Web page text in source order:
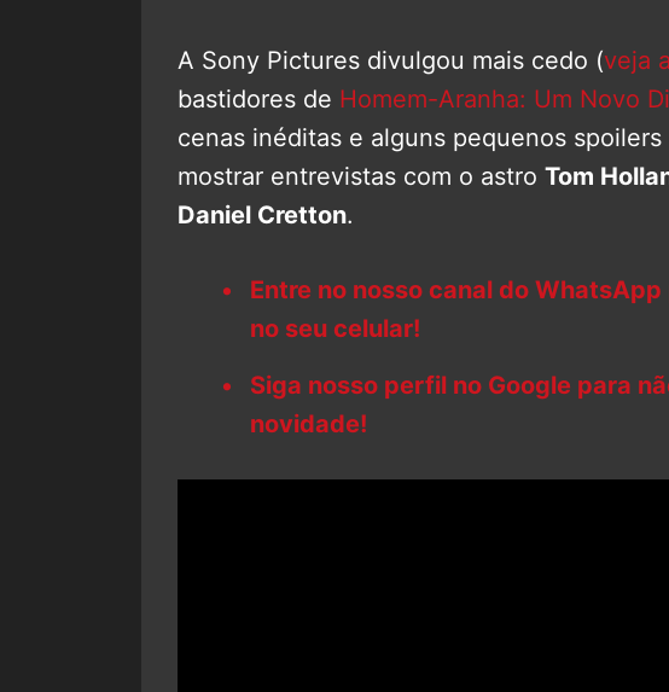
A Sony Pictures divulgou mais cedo (veja
bastidores de Homem-Aranha: Um Novo
cenas inéditas e alguns pequenos
mostrar entrevistas com o astro Tom
Daniel Cretton.
Entre no nosso canal do
no seu celular!
Siga nosso perfil no Google para
novidade!